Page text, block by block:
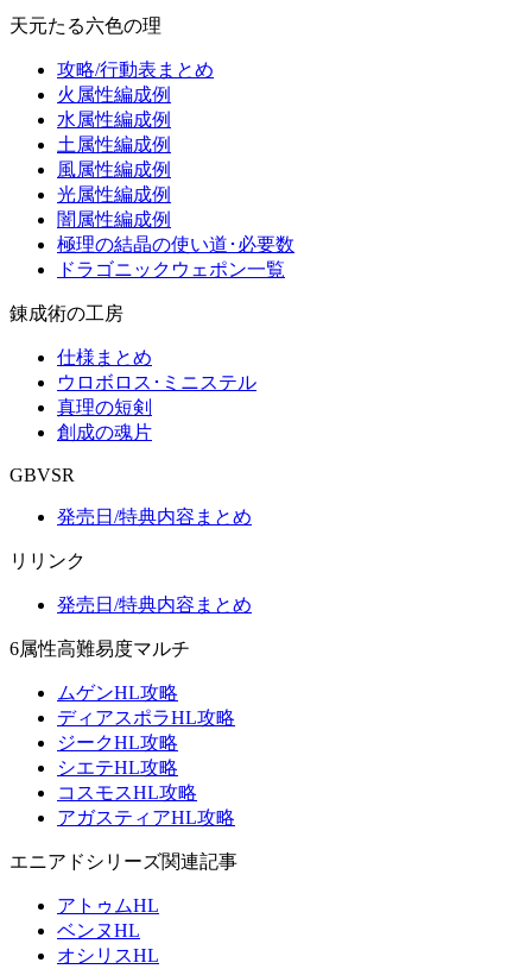
天元たる六色の理
攻略/行動表まとめ
火属性編成例
水属性編成例
土属性編成例
風属性編成例
光属性編成例
闇属性編成例
極理の結晶の使い道･必要数
ドラゴニックウェポン一覧
錬成術の工房
仕様まとめ
ウロボロス･ミニステル
真理の短剣
創成の魂片
GBVSR
発売日/特典内容まとめ
リリンク
発売日/特典内容まとめ
6属性高難易度マルチ
ムゲンHL攻略
ディアスポラHL攻略
ジークHL攻略
シエテHL攻略
コスモスHL攻略
アガスティアHL攻略
エニアドシリーズ関連記事
アトゥムHL
ベンヌHL
オシリスHL